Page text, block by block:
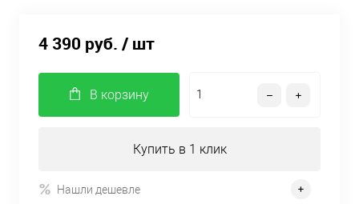
4 390 руб. / шт
В корзину
Купить в 1 клик
Нашли дешевле